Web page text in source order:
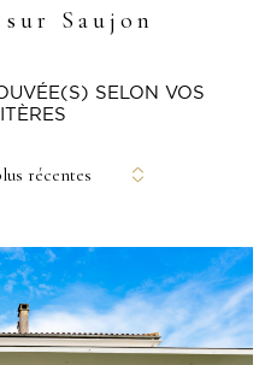
Saujon
SELON VOS
récentes